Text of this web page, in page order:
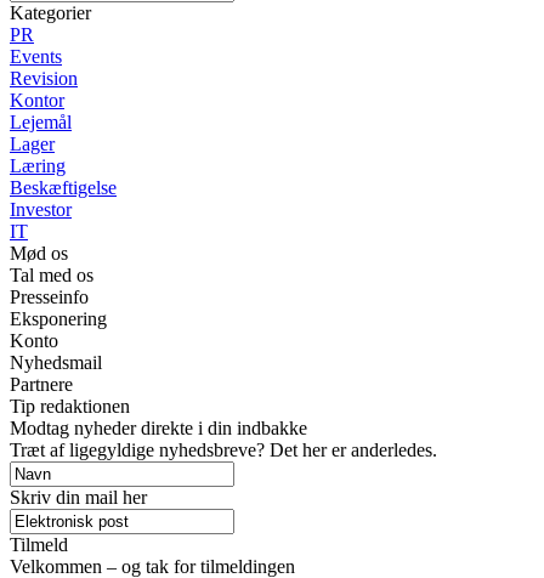
Kategorier
PR
Events
Revision
Kontor
Lejemål
Lager
Læring
Beskæftigelse
Investor
IT
Mød os
Tal med os
Presseinfo
Eksponering
Konto
Nyhedsmail
Partnere
Tip redaktionen
Modtag nyheder direkte i din indbakke
Træt af ligegyldige nyhedsbreve? Det her er anderledes.
Skriv din mail her
Tilmeld
Velkommen – og tak for tilmeldingen